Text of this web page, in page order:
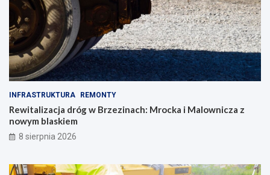
INFRASTRUKTURA REMONTY
Rewitalizacja dróg w Brzezinach: Mrocka i Malownicza z
nowym blaskiem
8 sierpnia 2026